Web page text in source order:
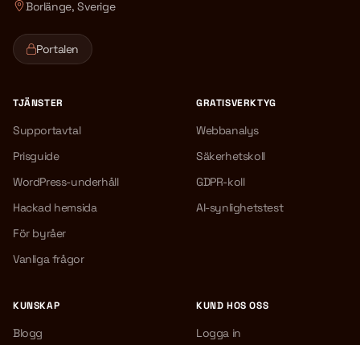
Borlänge, Sverige
Portalen
TJÄNSTER
Supportavtal
Prisguide
WordPress-underhåll
Hackad hemsida
För byråer
Vanliga frågor
GRATISVERKTYG
Webbanalys
Säkerhetskoll
GDPR-koll
AI-synlighetstest
KUNSKAP
Blogg
KUND HOS OSS
Logga in